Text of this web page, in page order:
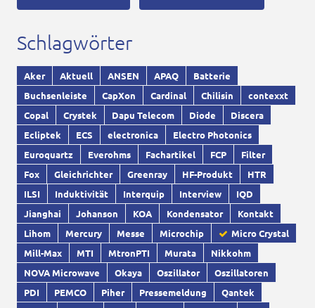
Schlagwörter
Aker Aktuell ANSEN APAQ
Batterie
Buchsenleiste
CapXon Cardinal Chilisin
contexxt
Copal
Crystek Dapu Telecom Diode
Discera
Ecliptek
ECS electronica
Electro Photonics
Euroquartz
Everohms Fachartikel FCP
Filter
Fox
Gleichrichter Greenray HF-Produkt
HTR
ILSI
Induktivität Interquip Interview
IQD
Jianghai
Johanson KOA Kondensator
Kontakt
Lihom
Mercury Messe Microchip
Micro Crystal
Mill-Max
MTI MtronPTI Murata
Nikkohm
NOVA Microwave
Okaya Oszillator
Oszillatoren
PDI
PEMCO Piher Pressemeldung
Qantek